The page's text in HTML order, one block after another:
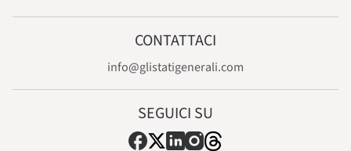
CONTATTACI
info@glistatigenerali.com
SEGUICI SU